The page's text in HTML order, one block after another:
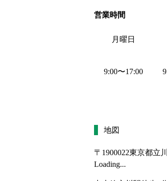
営業時間
月曜日
9:00〜17:00
地図
〒1900022東京都立
Loading...